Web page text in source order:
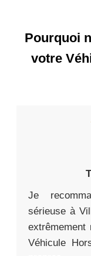
Pourquoi
votre
Je
sérieuse à
extrêmement
Véhicule